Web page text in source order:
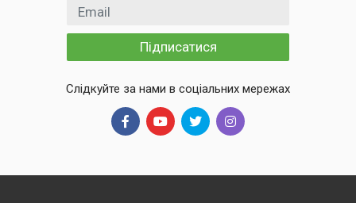
Email
Підписатися
Слідкуйте за нами в соціальних мережах